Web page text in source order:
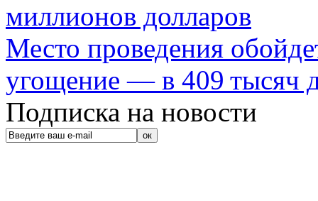
миллионов долларов
Место проведения
угощение — в 409 тысяч
Подписка на новости